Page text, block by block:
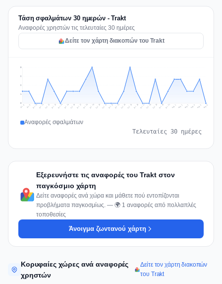
Τάση σφαλμάτων 30 ημερών - Trakt
Αναφορές χρηστών τις τελευταίες 30 ημέρες
Δείτε τον χάρτη διακοπών του Trakt
1
2
2
3
Jul 8 Jul 9 Jul 10 Jul 11 Jul 12 Jul 13 Jul 14 Jul 15 Jul 16 Jul 17 Jul 18 Jul 19 Jul 20 Jul 21 Jul 22 Jul 23 Jul 24 Jul 25 Jul 26 Jul 27 Jul 28 Jul 29 Jul 30 Jul 31 Aug 1 Aug 2 Aug 3 Aug 4 Aug 5 Aug 6
Αναφορές σφαλμάτων
Τελευταίες 30 ημέρες
Εξερευνήστε τις αναφορές του Trakt στον
παγκόσμιο χάρτη
Δείτε αναφορές ανά χώρα και μάθετε πού εντοπίζονται
προβλήματα παγκοσμίως. — 🌍 1 αναφορές από πολλαπλές
τοποθεσίες
Άνοιγμα ζωντανού χάρτη
Κορυφαίες χώρες ανά αναφορές
χρηστών
Δείτε τον χάρτη διακοπών
του Trakt